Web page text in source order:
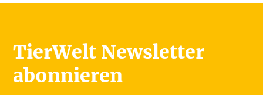
TierWelt Newsletter
abonnieren